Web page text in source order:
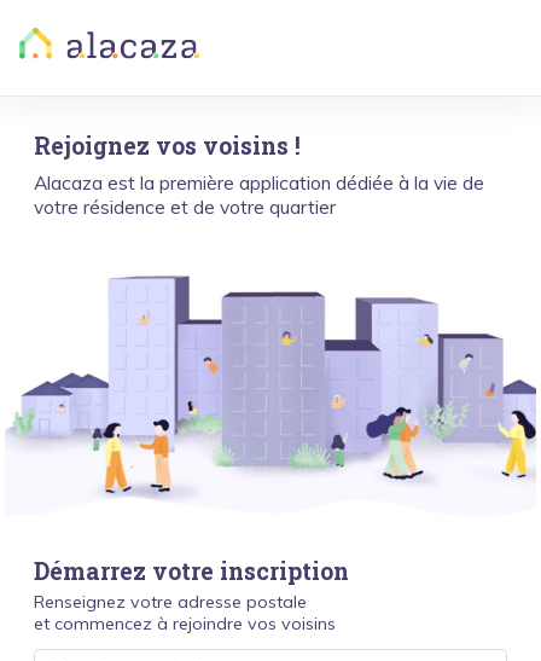
Rejoignez vos voisins !
Alacaza est la première application dédiée à la vie de
votre résidence et de votre quartier
Démarrez votre inscription
Renseignez votre adresse postale
et commencez à rejoindre vos voisins